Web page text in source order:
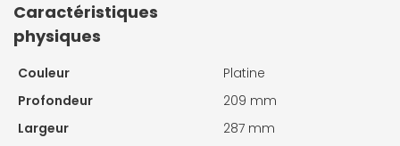
Caractéristiques
physiques
Couleur
Platine
Profondeur
209 mm
Largeur
287 mm